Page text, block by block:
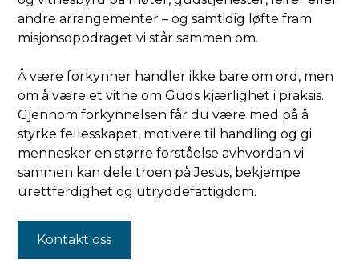
andre arrangementer – og samtidig løfte fram
misjonsoppdraget vi står sammen om.
Å være forkynner handler ikke bare om ord, men
om å være et vitne om Guds kjærlighet i praksis.
Gjennom forkynnelsen får du være med på å
styrke fellesskapet, motivere til handling og gi
mennesker en større forståelse avhvordan vi
sammen kan dele troen på Jesus, bekjempe
urettferdighet og utryddefattigdom.
Kontakt oss